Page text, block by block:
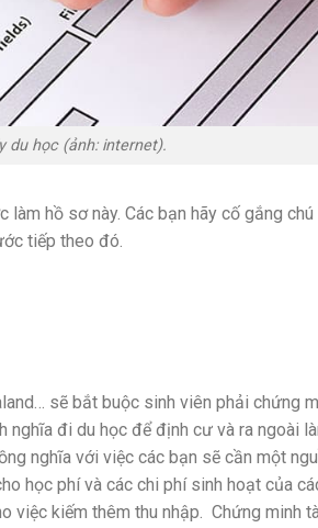
du học (ảnh: internet).
hồ sơ này. Các bạn hãy cố gắng chú
tiếp theo đó.
sẽ bắt buộc sinh viên phải chứng
nghĩa đi du học để định cư và ra ngoài
nghĩa với việc các bạn sẽ cần một
học phí và các chi phí sinh hoạt của
việc kiếm thêm thu nhập. Chứng minh